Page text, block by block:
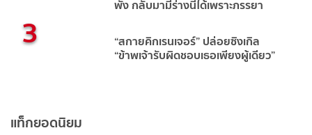
พัง กลับมามีร่างนี้ได้เพราะภรรยา
3 “สกายคิกเรนเจอร์” ปล่อยซิงเกิล
“ข้าพเจ้ารับผิดชอบเธอเพียงผู้เดียว”
แท็กยอดนิยม